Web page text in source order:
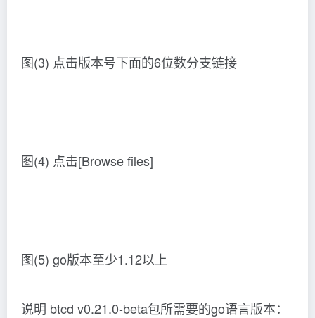
图(3) 点击版本号下面的6位数分支链接
图(4) 点击[Browse files]
图(5) go版本至少1.12以上
说明 btcd v0.21.0-beta包所需要的go语言版本：